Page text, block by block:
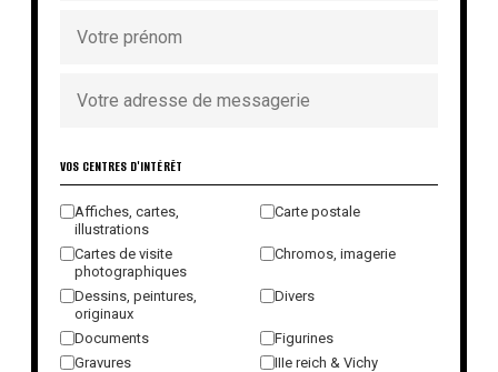
VOS CENTRES D'INTÉRÊT
Affiches, cartes,
illustrations
Carte postale
Cartes de visite
photographiques
Chromos, imagerie
Dessins, peintures,
originaux
Divers
Documents
Figurines
Gravures
IIIe reich & Vichy